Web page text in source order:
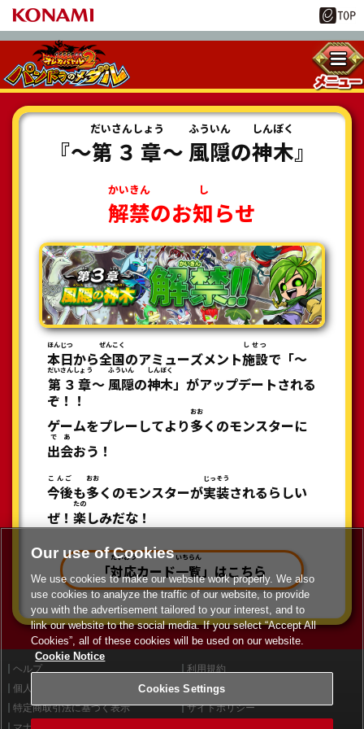
『～第３章
だいさんしょう
～ 風隠
ふういん
の神木
しんぼく
』
解禁
かいきん
のお知
し
らせ
本日
ほんじつ
から全国
ぜんこく
のアミューズメント施設
しせつ
で「～
第３章
だいさんしょう
～風隠
ふういん
の神木
しんぼく
」がアップデートされる
ぞ！！
ゲームをプレーしてより多
おお
くのモンスターに
出会
であ
おう！
今後
こんご
も多
おお
くのモンスターが実装
じっそう
されるらしい
ぜ！ 楽
たの
しみだな！
「対応
たいおう
カード一覧
いちらん
」はこちら
ヘルプ
利用規約
個人情報等保護方針
外部送信について
特定商取引法に基づく表示
サイトポリシー
Our use of Cookies
We use cookies to make our website work properly. We also
use cookies to analyze the traffic of our website, to provide
you with the advertisement tailored to your interest, and to
link our website to the social media. If you select “Accept All
Cookies”, all of these cookies will be used on our website.
Cookie Notice
Cookies Settings